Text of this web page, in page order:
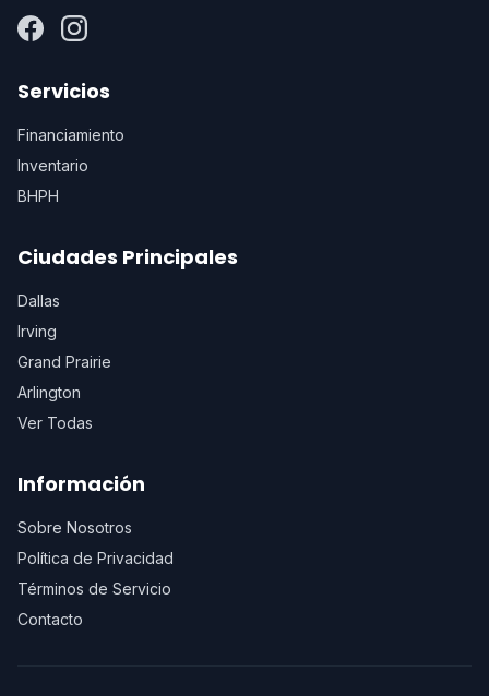
Servicios
Financiamiento
Inventario
BHPH
Ciudades Principales
Dallas
Irving
Grand Prairie
Arlington
Ver Todas
Información
Sobre Nosotros
Política de Privacidad
Términos de Servicio
Contacto